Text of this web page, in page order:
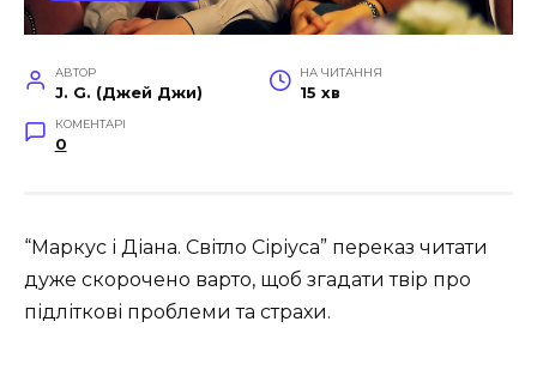
АВТОР
J. G. (Джей Джи)
НА ЧИТАННЯ
15 хв
КОМЕНТАРІ
0
“Маркус і Діана. Світло Сіріуса” переказ читати
дуже скорочено варто, щоб згадати твір про
підліткові проблеми та страхи.